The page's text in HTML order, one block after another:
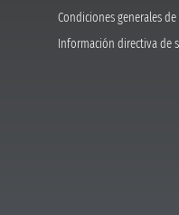
Condiciones generales
Información directiva de